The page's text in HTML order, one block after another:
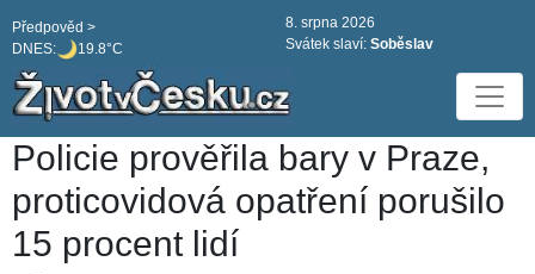
DNES: 19.8°C
Předpověd >
8. srpna 2026
Svátek slaví: Soběslav
Policie prověřila bary v Praze,
proticovidová opatření porušilo
15 procent lidí